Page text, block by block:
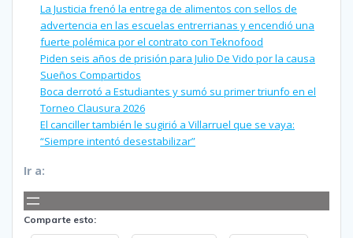
La Justicia frenó la entrega de alimentos con sellos de
advertencia en las escuelas entrerrianas y encendió una
fuerte polémica por el contrato con Teknofood
Piden seis años de prisión para Julio De Vido por la causa
Sueños Compartidos
Boca derrotó a Estudiantes y sumó su primer triunfo en el
Torneo Clausura 2026
El canciller también le sugirió a Villarruel que se vaya:
“Siempre intentó desestabilizar”
Ir a:
Comparte esto: